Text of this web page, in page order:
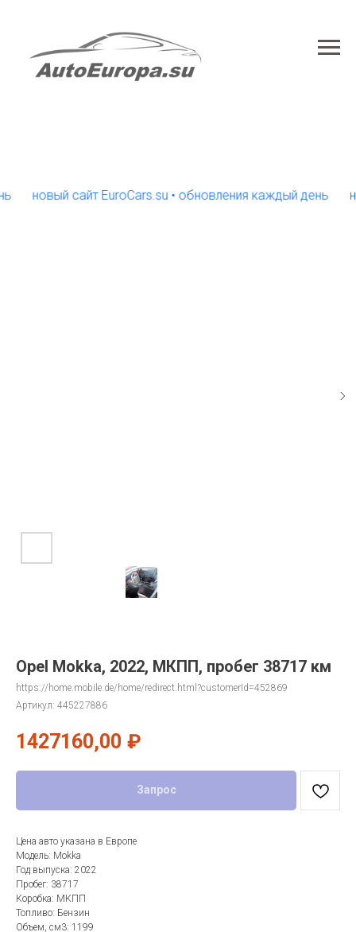
новый сайт EuroCars.su • обновления каждый день новый
Opel Mokka, 2022, МКПП, пробег 38717 км
https://home.mobile.de/home/redirect.html?customerId=452869
Артикул: 445227886
1427160,00 ₽
Запрос
Цена авто указана в Европе
Модель: Mokka
Год выпуска: 2022
Пробег: 38717
Коробка: МКПП
Топливо: Бензин
Объем, см3: 1199